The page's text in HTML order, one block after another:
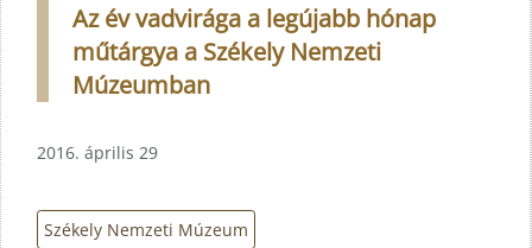
Az év vadvirága a legújabb hónap
műtárgya a Székely Nemzeti
Múzeumban
2016. április 29
Székely Nemzeti Múzeum